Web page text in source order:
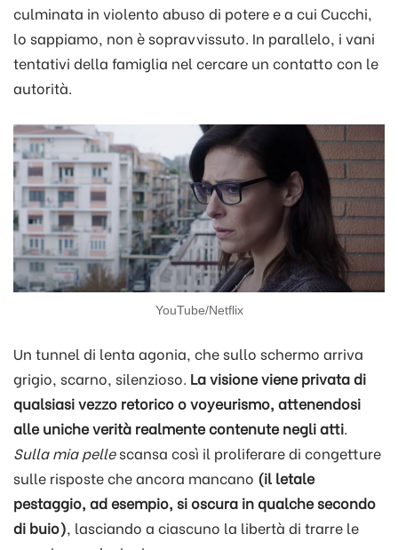
culminata in violento abuso di potere e a cui Cucchi,
lo sappiamo, non è sopravvissuto. In parallelo, i vani
tentativi della famiglia nel cercare un contatto con le
autorità.
YouTube/Netflix
Un tunnel di lenta agonia, che sullo schermo arriva
grigio, scarno, silenzioso. La visione viene privata di
qualsiasi vezzo retorico o voyeurismo, attenendosi
alle uniche verità realmente contenute negli atti.
Sulla mia pellescansa così il proliferare di congetture
sulle risposte che ancora mancano (il letale
pestaggio, ad esempio, si oscura in qualche secondo
di buio), lasciando a ciascuno la libertà di trarre le